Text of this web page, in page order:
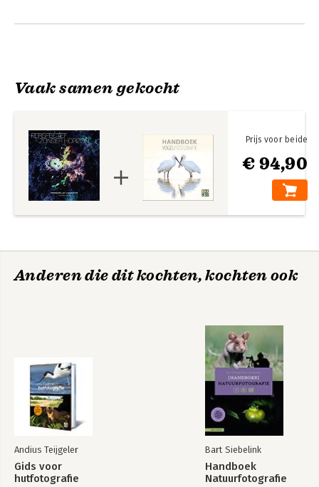
Vaak samen gekocht
€ 94,90
Prijs voor beide
Anderen die dit kochten, kochten ook
Andius Teijgeler
Gids voor
hutfotografie
Bart Siebelink
Handboek
Natuurfotografie